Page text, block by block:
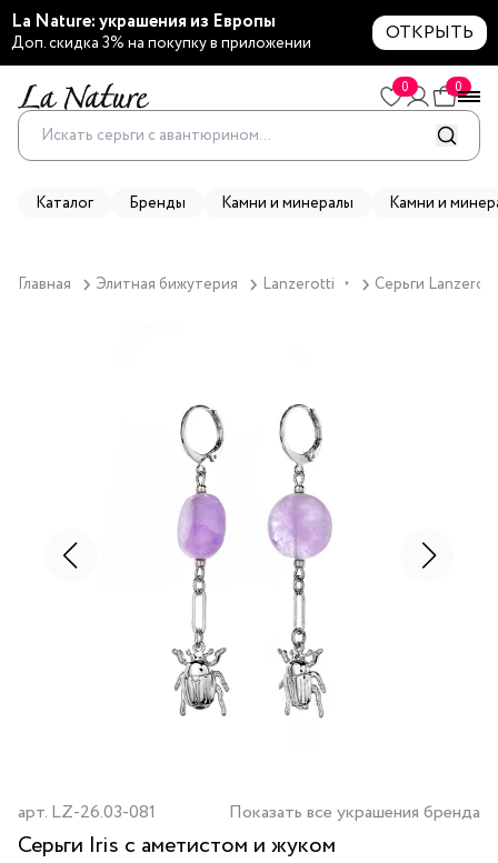
La Nature: украшения из Европы
Доп. скидка 3% на покупку в приложении ОТКРЫТЬ
0 0
Каталог Бренды Камни и минералы Камни и
Главная Элитная бижутерия Lanzerotti ▼ Серьги
арт. LZ-26.03-081 Показать все украшения бренда
Серьги Iris с аметистом и жуком